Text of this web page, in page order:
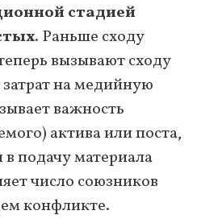
стадией
. Раньше сходу
вызывают сходу
на медийную
важность
актива или поста,
в подачу материала
число союзников
конфликте.